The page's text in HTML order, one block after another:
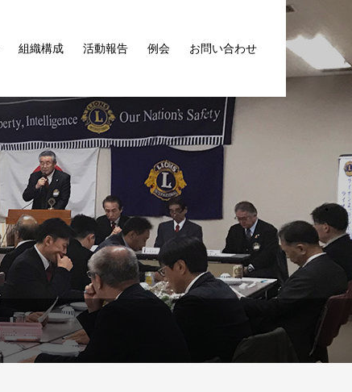
組織構成 活動報告 例会 お問い合わせ